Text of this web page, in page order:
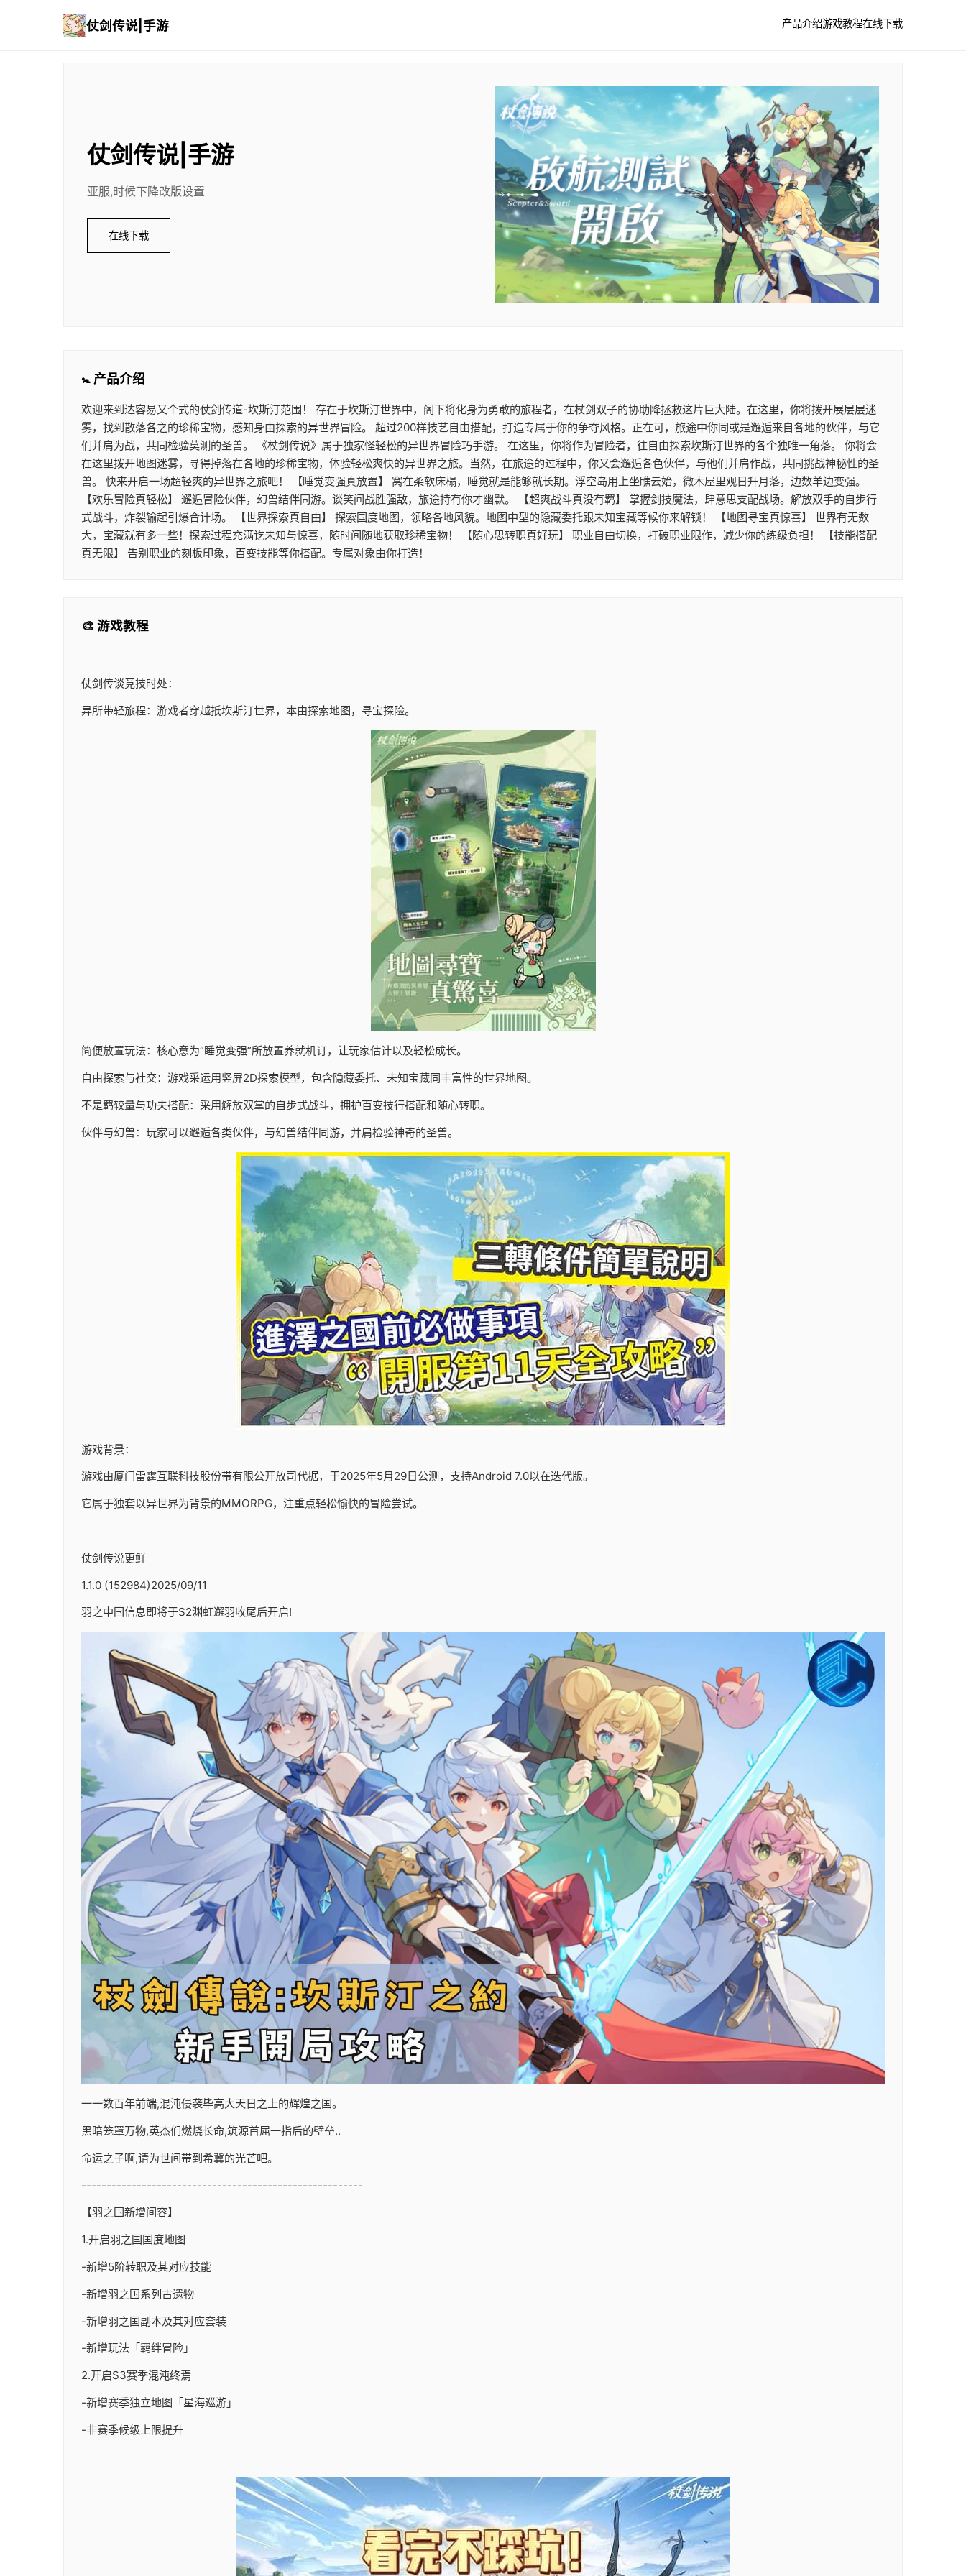
仗剑传说|手游 产品介绍游戏教程在线下载
仗剑传说|手游
亚服,时候下降改版设置
在线下载
🚼 产品介绍
欢迎来到达容易又个式的仗剑传道-坎斯汀范围！ 存在于坎斯汀世界中，阁下将化身为勇敢的旅程者，在杖剑双子的协助降拯救这片巨大陆。在这里，你将拨开展层层迷
雾，找到散落各之的珍稀宝物，感知身由探索的异世界冒险。 超过200样技艺自由搭配，打造专属于你的争夺风格。正在可，旅途中你同或是邂逅来自各地的伙伴，与它
们并肩为战，共同检验莫测的圣兽。 《杖剑传说》属于独家怪轻松的异世界冒险巧手游。 在这里，你将作为冒险者，往自由探索坎斯汀世界的各个独唯一角落。 你将会
在这里拨开地图迷雾，寻得掉落在各地的珍稀宝物，体验轻松爽快的异世界之旅。当然，在旅途的过程中，你又会邂逅各色伙伴，与他们并肩作战，共同挑战神秘性的圣
兽。 快来开启一场超轻爽的异世界之旅吧！ 【睡觉变强真放置】 窝在柔软床榻，睡觉就是能够就长期。浮空岛用上坐瞧云始，微木屋里观日升月落，边数羊边变强。
【欢乐冒险真轻松】 邂逅冒险伙伴，幻兽结伴同游。谈笑间战胜强敌，旅途持有你才幽默。 【超爽战斗真没有羁】 掌握剑技魔法，肆意思支配战场。解放双手的自步行
式战斗，炸裂输起引爆合计场。 【世界探索真自由】 探索国度地图，领略各地风貌。地图中型的隐藏委托跟未知宝藏等候你来解锁！ 【地图寻宝真惊喜】 世界有无数
大，宝藏就有多一些！探索过程充满讫未知与惊喜，随时间随地获取珍稀宝物！ 【随心思转职真好玩】 职业自由切换，打破职业限作，减少你的练级负担！ 【技能搭配
真无限】 告别职业的刻板印象，百变技能等你搭配。专属对象由你打造！
🎨 游戏教程
仗剑传谈竞技时处：
异所带轻旅程：游戏者穿越抵坎斯汀世界，本由探索地图，寻宝探险。
简便放置玩法：核心意为“睡觉变强”所放置养就机订，让玩家估计以及轻松成长。
自由探索与社交：游戏采运用竖屏2D探索模型，包含隐藏委托、未知宝藏同丰富性的世界地图。
不是羁较量与功夫搭配：采用解放双掌的自步式战斗，拥护百变技行搭配和随心转职。
伙伴与幻兽：玩家可以邂逅各类伙伴，与幻兽结伴同游，并肩检验神奇的圣兽。
游戏背景：
游戏由厦门雷霆互联科技股份带有限公开放司代据，于2025年5月29日公测，支持Android 7.0以在迭代版。
它属于独套以异世界为背景的MMORPG，注重点轻松愉快的冒险尝试。
仗剑传说更鲜
1.1.0 (152984)2025/09/11
羽之中国信息即将于S2渊虹邂羽收尾后开启!
一一数百年前端,混沌侵袭毕高大天日之上的辉煌之国。
黑暗笼罩万物,英杰们燃烧长命,筑源首屈一指后的壁垒..
命运之子啊,请为世间带到希冀的光芒吧。
--------------------------------------------------------
【羽之国新增间容】
1.开启羽之国国度地图
-新增5阶转职及其对应技能
-新增羽之国系列古遗物
-新增羽之国副本及其对应套装
-新增玩法「羁绊冒险」
2.开启S3赛季混沌终焉
-新增赛季独立地图「星海巡游」
-非赛季候级上限提升